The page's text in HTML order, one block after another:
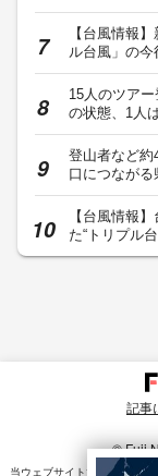
【台風情報
ル台風」の今
15人のツア
の状態、1人
登山者など
口につながる
【台風情報
た“トリプル
記事
© Fuji
当ウェブサイトでは、ユーザ